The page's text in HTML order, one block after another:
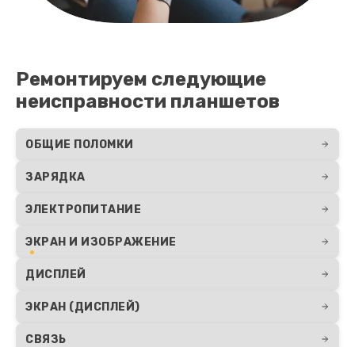
Ремонтируем следующие
неисправности планшетов
ОБЩИЕ ПОЛОМКИ
ЗАРЯДКА
ЭЛЕКТРОПИТАНИЕ
ЭКРАН И ИЗОБРАЖЕНИЕ
ДИСПЛЕЙ
ЭКРАН (ДИСПЛЕЙ)
СВЯЗЬ